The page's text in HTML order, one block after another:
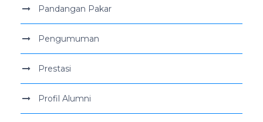
Pandangan Pakar
Pengumuman
Prestasi
Profil Alumni